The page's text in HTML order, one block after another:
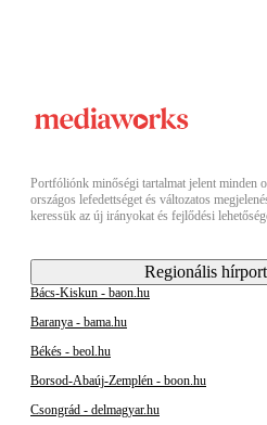
Portfóliónk minőségi tartalmat jelent minden
országos lefedettséget és változatos
keressük az új irányokat és fejlődési
Regionális
Bács-Kiskun - baon.hu
Baranya - bama.hu
Békés - beol.hu
Borsod-Abaúj-Zemplén - boon.hu
Csongrád - delmagyar.hu